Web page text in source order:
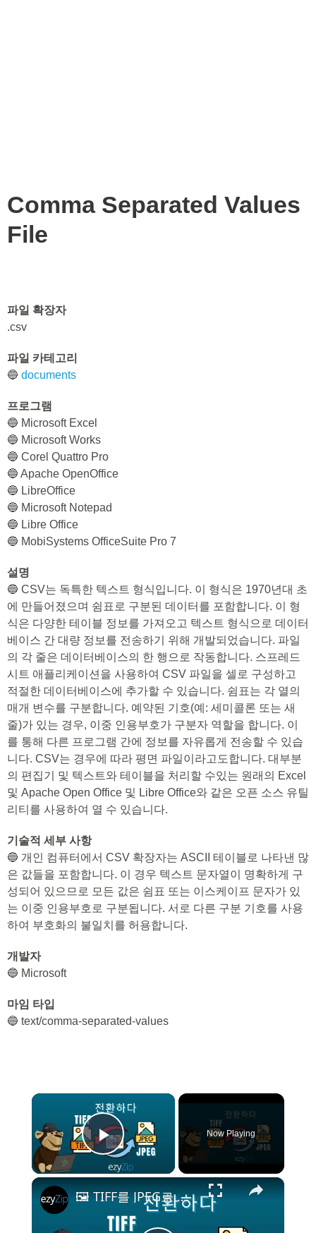
Comma Separated Values
File
파일 확장자
.csv
파일 카테고리
🔵 documents
프로그램
🔵 Microsoft Excel
🔵 Microsoft Works
🔵 Corel Quattro Pro
🔵 Apache OpenOffice
🔵 LibreOffice
🔵 Microsoft Notepad
🔵 Libre Office
🔵 MobiSystems OfficeSuite Pro 7
설명
🔵 CSV는 독특한 텍스트 형식입니다. 이 형식은 1970년대 초
에 만들어졌으며 쉼표로 구분된 데이터를 포함합니다. 이 형
식은 다양한 테이블 정보를 가져오고 텍스트 형식으로 데이터
베이스 간 대량 정보를 전송하기 위해 개발되었습니다. 파일
의 각 줄은 데이터베이스의 한 행으로 작동합니다. 스프레드
시트 애플리케이션을 사용하여 CSV 파일을 셀로 구성하고
적절한 데이터베이스에 추가할 수 있습니다. 쉼표는 각 열의
매개 변수를 구분합니다. 예약된 기호(예: 세미콜론 또는 새
줄)가 있는 경우, 이중 인용부호가 구분자 역할을 합니다. 이
를 통해 다른 프로그램 간에 정보를 자유롭게 전송할 수 있습
니다. CSV는 경우에 따라 평면 파일이라고도합니다. 대부분
의 편집기 및 텍스트와 테이블을 처리할 수있는 원래의 Excel
및 Apache Open Office 및 Libre Office와 같은 오픈 소스 유틸
리티를 사용하여 열 수 있습니다.
기술적 세부 사항
🔵 개인 컴퓨터에서 CSV 확장자는 ASCII 테이블로 나타낸 많
은 값들을 포함합니다. 이 경우 텍스트 문자열이 명확하게 구
성되어 있으므로 모든 값은 쉼표 또는 이스케이프 문자가 있
는 이중 인용부호로 구분됩니다. 서로 다른 구분 기호를 사용
하여 부호화의 불일치를 허용합니다.
개발자
🔵 Microsoft
마임 타입
🔵 text/comma-separated-values
×
Play Video
Now Playing
×
🖼️ TIFF를 JPEG로 온라인에서 무료로 변환하는 방법 | 소프트웨어 설치 불필요